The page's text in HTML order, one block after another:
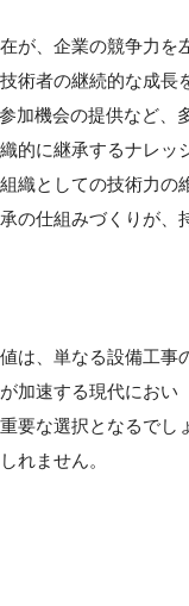
が、企業の競争力を
術者の継続的な成長
加機会の提供など、
的に継承するナレッ
織としての技術力の
の仕組みづくりが、
は、単なる設備工事
加速する現代におい
要な選択となるでし
れません。